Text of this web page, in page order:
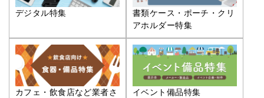
デジタル特集
書類ケース・ポーチ・クリ
アホルダー特集
カフェ・飲食店など業者さ
イベント備品特集